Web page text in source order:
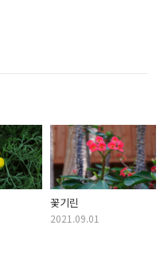
꽃기린
2021.09.01